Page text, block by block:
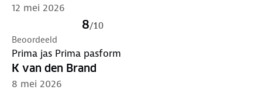
12 mei 2026
8/10
Beoordeeld
Prima jas Prima pasform
K van den Brand
8 mei 2026